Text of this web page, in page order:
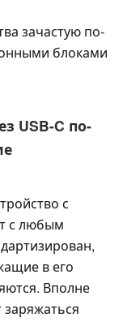
зачастую по-
блоками
USB-C по-
с
с любым
в его
Вполне